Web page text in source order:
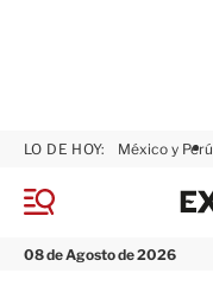
M
n
08 de Agosto de 2026
LO DE HOY: México y Perú